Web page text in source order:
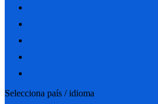
Selecciona país / idioma